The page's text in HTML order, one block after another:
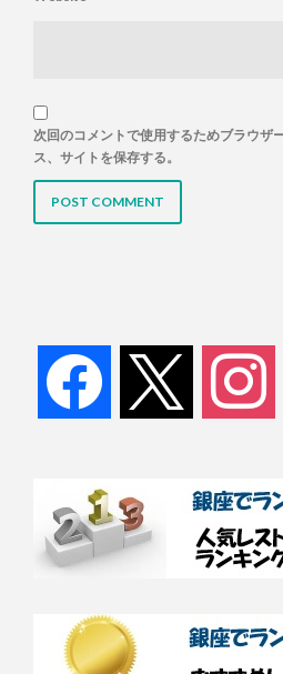
次回のコメントで使用するためブラウザ
ス、サイトを保存する。
facebook instagram